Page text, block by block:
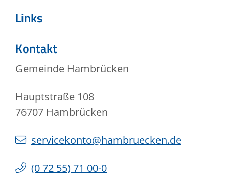
Links
Kontakt
Gemeinde Hambrücken
Hauptstraße 108
76707 Hambrücken
servicekonto@hambruecken.de
(072 55) 71 00-0